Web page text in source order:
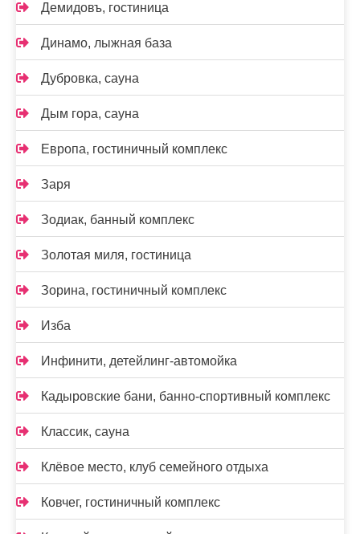
Демидовъ, гостиница
Динамо, лыжная база
Дубровка, сауна
Дым гора, сауна
Европа, гостиничный комплекс
Заря
Зодиак, банный комплекс
Золотая миля, гостиница
Зорина, гостиничный комплекс
Изба
Инфинити, детейлинг-автомойка
Кадыровские бани, банно-спортивный комплекс
Классик, сауна
Клёвое место, клуб семейного отдыха
Ковчег, гостиничный комплекс